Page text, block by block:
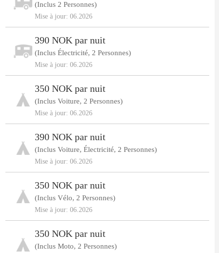
(Inclus 2 Personnes)
Mise à jour: 06.2026
390 NOK par nuit
(Inclus Électricité, 2 Personnes)
Mise à jour: 06.2026
350 NOK par nuit
(Inclus Voiture, 2 Personnes)
Mise à jour: 06.2026
390 NOK par nuit
(Inclus Voiture, Électricité, 2 Personnes)
Mise à jour: 06.2026
350 NOK par nuit
(Inclus Vélo, 2 Personnes)
Mise à jour: 06.2026
350 NOK par nuit
(Inclus Moto, 2 Personnes)